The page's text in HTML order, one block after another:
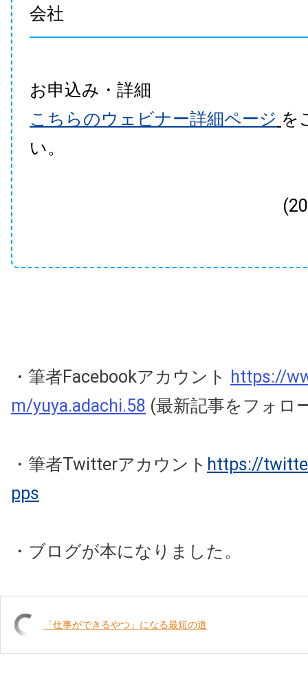
会社
お申込み・詳細
こちらのウェビナー詳細ページ を
い。
・筆者Facebookアカウント https://
m/yuya.adachi.58 (最新記事をフォロ
・筆者Twitterアカウント https://
pps
・ブログが本になりました。
「仕事ができるやつ」になる最短の道